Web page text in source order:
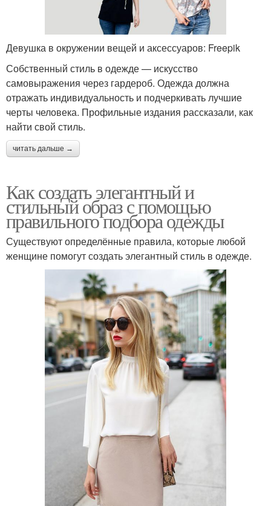
Девушка в окружении вещей и аксессуаров: Freepik
Собственный стиль в одежде — искусство
самовыражения через гардероб. Одежда должна
отражать индивидуальность и подчеркивать лучшие
черты человека. Профильные издания рассказали, как
найти свой стиль.
читать дальше →
Как создать элегантный и
стильный образ с помощью
правильного подбора одежды
Существуют определённые правила, которые любой
женщине помогут создать элегантный стиль в одежде.